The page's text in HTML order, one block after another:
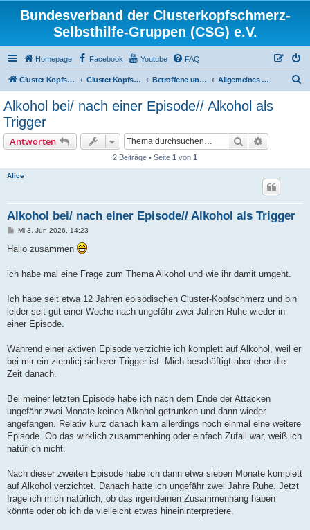
Bundesverband der Clusterkopfschmerz-
Selbsthilfe-Gruppen (CSG) e.V.
Homepage Facebook Youtube FAQ
Cluster Kopfschmerz Homepage Cluster Kopfschmerz Forum Betroffene und Interessierte Allgemeines Diskussionsforum für Betroffene und Interessierte
Alkohol bei/ nach einer Episode// Alkohol als
Trigger
Antworten Suche
2 Beiträge • Seite 1 von 1
Alice
Alkohol bei/ nach einer Episode// Alkohol als Trigger
B
i
t
a
g
Mi 3. Jun 2026, 14:23
Hallo zusammen
ich habe mal eine Frage zum Thema Alkohol und wie ihr damit umgeht.
Ich habe seit etwa 12 Jahren episodischen Cluster-Kopfschmerz und bin
leider seit gut einer Woche nach ungefähr zwei Jahren Ruhe wieder in
einer Episode.
Während einer aktiven Episode verzichte ich komplett auf Alkohol, weil er
bei mir ein ziemlicj sicherer Trigger ist. Mich beschäftigt aber eher die
Zeit danach.
Bei meiner letzten Episode habe ich nach dem Ende der Attacken
ungefähr zwei Monate keinen Alkohol getrunken und dann wieder
angefangen. Relativ kurz danach kam allerdings noch einmal eine weitere
Episode. Ob das wirklich zusammenhing oder einfach Zufall war, weiß ich
natürlich nicht.
Nach dieser zweiten Episode habe ich dann etwa sieben Monate komplett
auf Alkohol verzichtet. Danach hatte ich ungefähr zwei Jahre Ruhe. Jetzt
frage ich mich natürlich, ob das irgendeinen Zusammenhang haben
könnte oder ob ich da vielleicht etwas hineininterpretiere.